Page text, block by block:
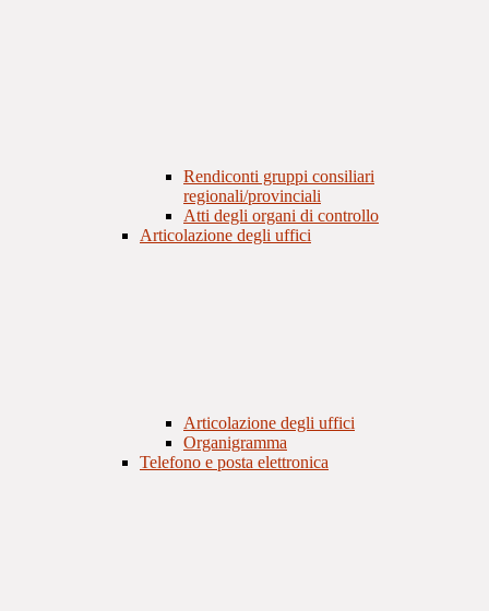
Rendiconti gruppi consiliari
regionali/provinciali
Atti degli organi di controllo
Articolazione degli uffici
Articolazione degli uffici
Organigramma
Telefono e posta elettronica